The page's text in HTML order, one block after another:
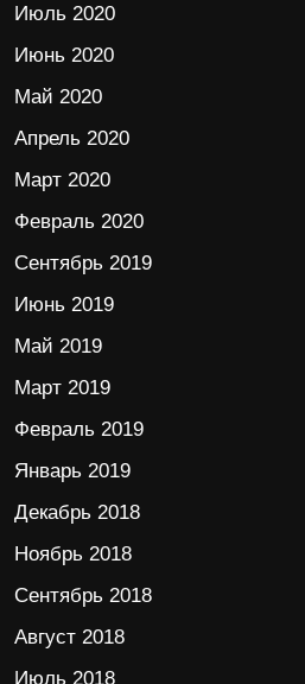
Июль 2020
Июнь 2020
Май 2020
Апрель 2020
Март 2020
Февраль 2020
Сентябрь 2019
Июнь 2019
Май 2019
Март 2019
Февраль 2019
Январь 2019
Декабрь 2018
Ноябрь 2018
Сентябрь 2018
Август 2018
Июль 2018